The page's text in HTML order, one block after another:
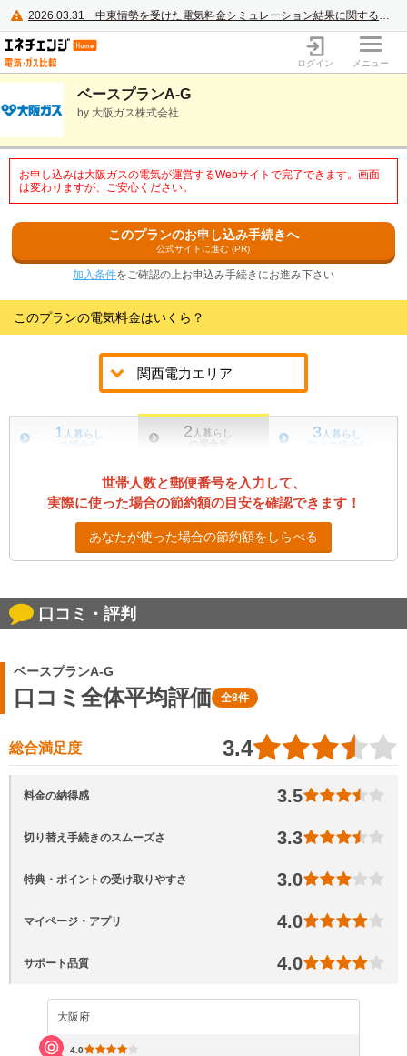
2026.03.31 中東情勢を受けた電気料金シミュレーション結果に関するご案内
電力・ガス比較サイト エネチェンジ
ログイン メニュー
ベースプランA-G
by 大阪ガス株式会社
お申し込みは大阪ガスの電気が運営するWebサイトで完了できます。画面
は変わりますが、ご安心ください。
このプランのお申し込み手続きへ
公式サイトに進む (PR)
加入条件をご確認の上お申込み手続きにお進み下さい
このプランの電気料金はいくら？
1 人暮らし
の場合
2 人暮らし
の場合
※
3 人暮らし
以上の場合
世帯人数と郵便番号を入力して、
実際に使った場合の節約額の目安を確認できます！
あなたが使った場合の節約額をしらべる
口コミ・評判
ベースプランA-G
口コミ全体平均評価 全8件
総合満足度 3.4
料金の納得感 3.5
切り替え手続きのスムーズさ 3.3
特典・ポイントの受け取りやすさ 3.0
マイページ・アプリ 4.0
サポート品質 4.0
大阪府
4.0